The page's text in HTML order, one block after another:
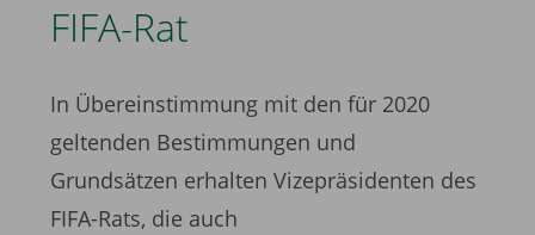
FIFA-Rat
In Übereinstimmung mit den für 2020
geltenden Bestimmungen und
Grundsätzen erhalten Vizepräsidenten des
FIFA-Rats, die auch